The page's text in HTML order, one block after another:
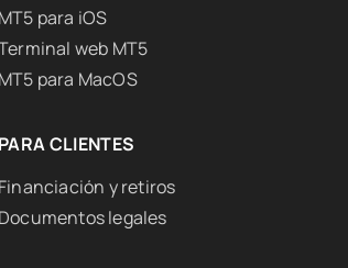
MT5 para iOS
web MT5
MT5 para MacOS
PARA CLIENTES
Financiación y retiros
Documentos legales